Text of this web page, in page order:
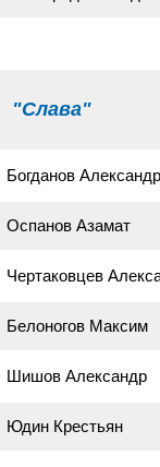
"Слава"
Богданов
Оспанов Азамат
Чертаковцев
Белоногов Максим
Шишов Александр
Юдин Крестьян